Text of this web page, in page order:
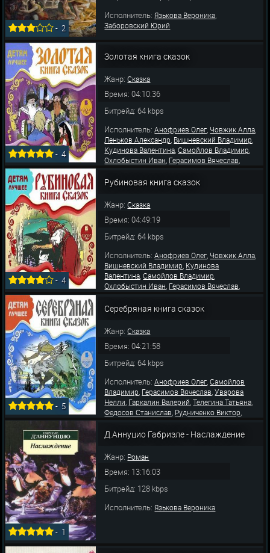
-2
Исполнитель:Язькова Вероника,
Заборовский Юрий
-4
Золотая книга сказок
Жанр:Сказка
Время: 04:10:36
Битрейд: 64 kbps
Исполнитель:Анофриев Олег, Човжик Алла,
Леньков Александр, Вишневский Владимир,
Кудинова Валентина,Самойлов Владимир,
Охлобыстин Иван, Герасимов Вячеслав,
Валерий,Телегина Татьяна,Федосов
-4
Рубиновая книга сказок
Жанр:Сказка
Время: 04:49:19
Битрейд: 64 kbps
Исполнитель:Анофриев Олег, Човжик Алла,
Вишневский Владимир, Кудинова
Валентина,Самойлов Владимир,
Охлобыстин Иван, Герасимов Вячеслав,
Гаркалин Валерий,Телегина Татьяна
Федосов Станислав
Левашев Владимир
- 5
Серебряная книга сказок
Жанр:Сказка
Время: 04:21:58
Битрейд: 64 kbps
Исполнитель:Анофриев Олег ,Самойлов
Владимир Герасимов Вячеслав ,Уварова
Нелли Гаркалин Валерий ,Телегина Татьяна
Федосов Станислав Рудниченко Виктор
Литвинов Иван,Ерисанова Ирина,Язькова
Вероника
Вишневский Владимир
- 1
Д.Аннуцио Габриэле - Наслаждение
Жанр: Роман
Время: 13:16:03
Битрейд: 128 kbps
Исполнитель:Язькова Вероника